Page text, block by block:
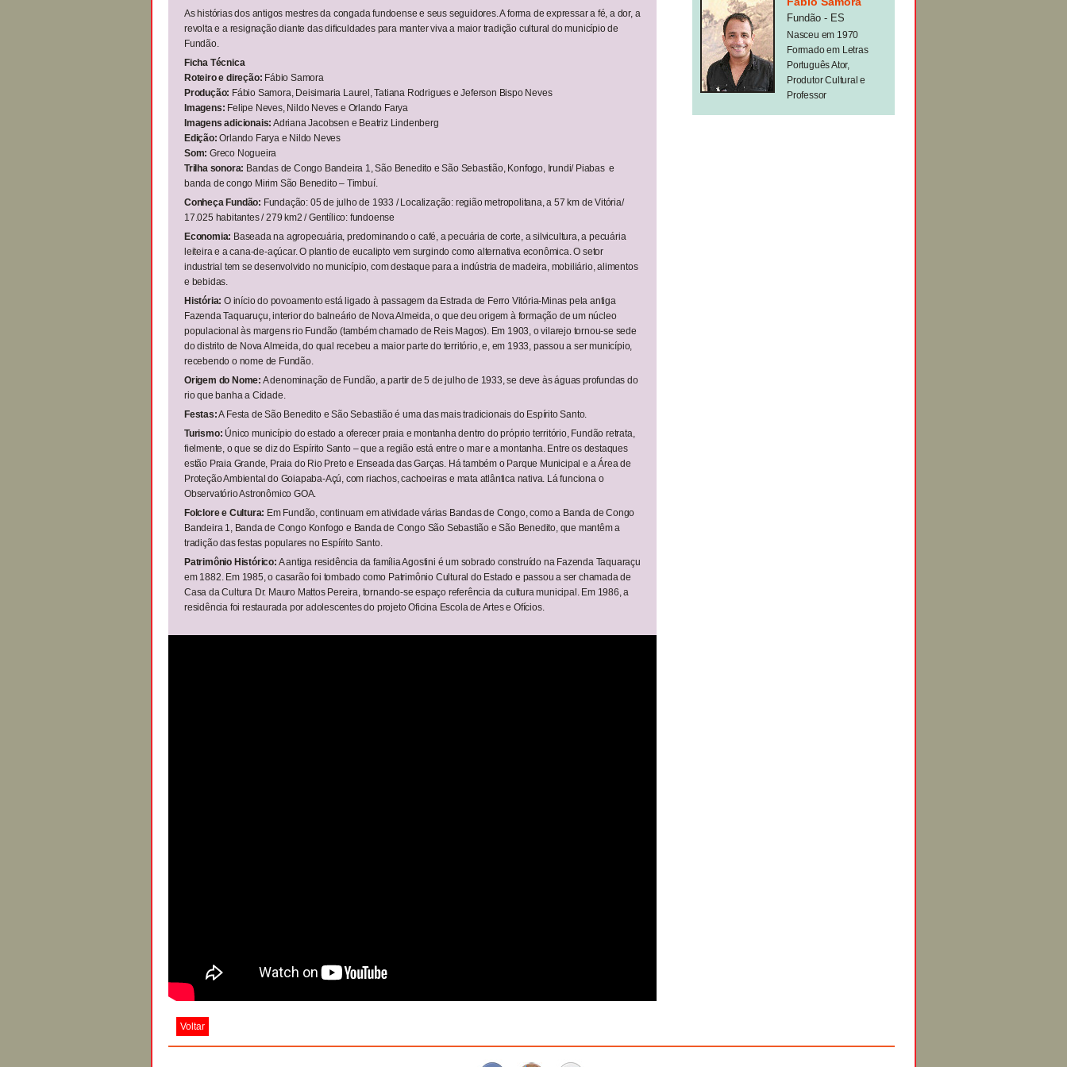
As histórias dos antigos mestres da congada fundoense e seus seguidores. A forma de expressar a fé, a dor, a
revolta e a resignação diante das dificuldades para manter viva a maior tradição cultural do município de
Fundão.
Ficha Técnica
Roteiro e direção: Fábio Samora
Produção: Fábio Samora, Deisimaria Laurel, Tatiana Rodrigues e Jeferson Bispo Neves
Imagens: Felipe Neves, Nildo Neves e Orlando Farya
Imagens adicionais: Adriana Jacobsen e Beatriz Lindenberg
Edição: Orlando Farya e Nildo Neves
Som: Greco Nogueira
Trilha sonora: Bandas de Congo Bandeira 1, São Benedito e São Sebastião, Konfogo, Irundi/ Piabas e
banda de congo Mirim São Benedito – Timbuí.
Conheça Fundão: Fundação: 05 de julho de 1933 / Localização: região metropolitana, a 57 km de Vitória/
17.025 habitantes / 279 km2 / Gentílico: fundoense
Economia: Baseada na agropecuária, predominando o café, a pecuária de corte, a silvicultura, a pecuária
leiteira e a cana-de-açúcar. O plantio de eucalipto vem surgindo como alternativa econômica. O setor
industrial tem se desenvolvido no município, com destaque para a indústria de madeira, mobiliário, alimentos
e bebidas.
História: O início do povoamento está ligado à passagem da Estrada de Ferro Vitória-Minas pela antiga
Fazenda Taquaruçu, interior do balneário de Nova Almeida, o que deu origem à formação de um núcleo
populacional às margens rio Fundão (também chamado de Reis Magos). Em 1903, o vilarejo tornou-se sede
do distrito de Nova Almeida, do qual recebeu a maior parte do território, e, em 1933, passou a ser município,
recebendo o nome de Fundão.
Origem do Nome: A denominação de Fundão, a partir de 5 de julho de 1933, se deve às águas profundas do
rio que banha a Cidade.
Festas:A Festa de São Benedito e São Sebastião é uma das mais tradicionais do Espírito Santo.
Turismo: Único município do estado a oferecer praia e montanha dentro do próprio território, Fundão retrata,
fielmente, o que se diz do Espírito Santo – que a região está entre o mar e a montanha. Entre os destaques
estão Praia Grande, Praia do Rio Preto e Enseada das Garças. Há também o Parque Municipal e a Área de
Proteção Ambiental do Goiapaba-Açú, com riachos, cachoeiras e mata atlântica nativa. Lá funciona o
Observatório Astronômico GOA.
Folclore e Cultura: Em Fundão, continuam em atividade várias Bandas de Congo, como a Banda de Congo
Bandeira 1, Banda de Congo Konfogo e Banda de Congo São Sebastião e São Benedito, que mantêm a
tradição das festas populares no Espírito Santo.
Patrimônio Histórico: A antiga residência da família Agostini é um sobrado construído na Fazenda Taquaraçu
em 1882. Em 1985, o casarão foi tombado como Patrimônio Cultural do Estado e passou a ser chamada de
Casa da Cultura Dr. Mauro Mattos Pereira, tornando-se espaço referência da cultura municipal. Em 1986, a
residência foi restaurada por adolescentes do projeto Oficina Escola de Artes e Ofícios.
Fundão - ES
Nasceu em 1970
Formado em Letras
Português Ator,
Produtor Cultural e
Professor
Voltar